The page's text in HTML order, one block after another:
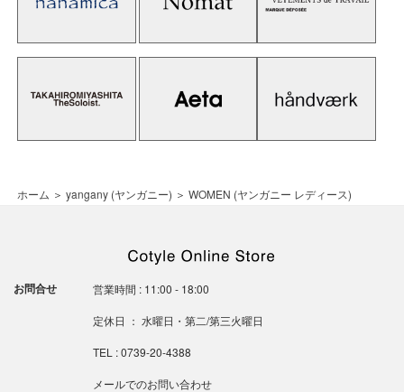
ホーム ＞ yangany (ヤンガニー) ＞ WOMEN (ヤンガニー レディース)
お問合せ 営業時間 : 11:00 - 18:00
定休日 ： 水曜日・第二/第三火曜日
TEL : 0739-20-4388
メールでのお問い合わせ